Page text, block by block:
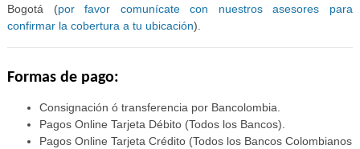
Bogotá (por favor comunícate con nuestros asesores para
confirmar la cobertura a tu ubicación).
Formas de pago:
Consignación ó transferencia por Bancolombia.
Pagos Online Tarjeta Débito (Todos los Bancos).
Pagos Online Tarjeta Crédito (Todos los Bancos Colombianos